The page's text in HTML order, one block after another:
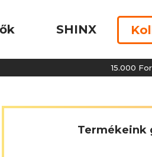
SHINX
15.000 Forint
Termékeink